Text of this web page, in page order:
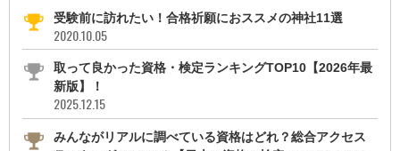
受験前に訪れたい！合格祈願におススメの神社11選
2020.10.05
取って良かった資格・検定ランキングTOP10【2026年最
新版】！
2025.12.15
みんながリアルに調べている資格はどれ？総合アクセス